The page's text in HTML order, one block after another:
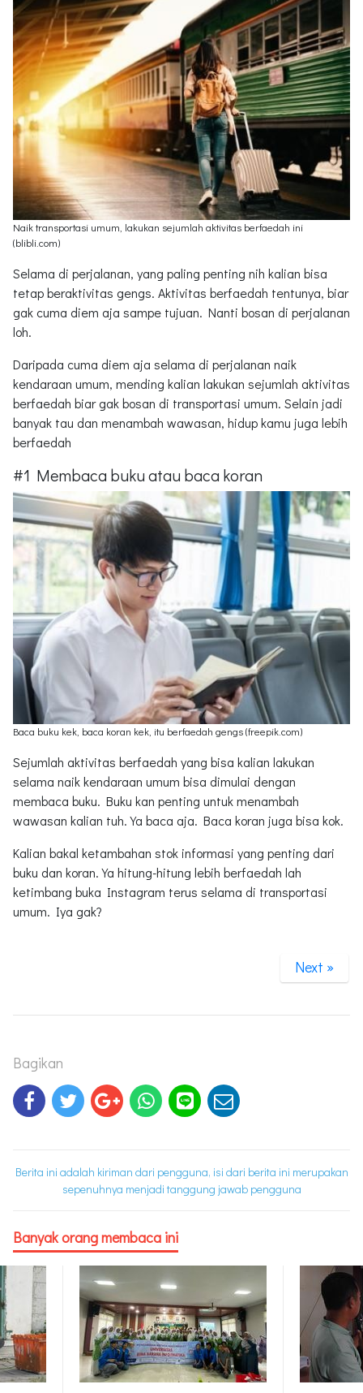
Naik transportasi umum, lakukan sejumlah aktivitas berfaedah ini
(blibli.com)
Selama di perjalanan, yang paling penting nih kalian bisa
tetap beraktivitas gengs. Aktivitas berfaedah tentunya, biar
gak cuma diem aja sampe tujuan. Nanti bosan di perjalanan
loh.
Daripada cuma diem aja selama di perjalanan naik
kendaraan umum, mending kalian lakukan sejumlah aktivitas
berfaedah biar gak bosan di transportasi umum. Selain jadi
banyak tau dan menambah wawasan, hidup kamu juga lebih
berfaedah
#1 Membaca buku atau baca koran
Baca buku kek, baca koran kek, itu berfaedah gengs (freepik.com)
Sejumlah aktivitas berfaedah yang bisa kalian lakukan
selama naik kendaraan umum bisa dimulai dengan
membaca buku. Buku kan penting untuk menambah
wawasan kalian tuh. Ya baca aja. Baca koran juga bisa kok.
Kalian bakal ketambahan stok informasi yang penting dari
buku dan koran. Ya hitung-hitung lebih berfaedah lah
ketimbang buka Instagram terus selama di transportasi
umum. Iya gak?
Next »
Bagikan
Berita ini adalah kiriman dari pengguna, isi dari berita ini merupakan
sepenuhnya menjadi tanggung jawab pengguna
Banyak orang membaca ini